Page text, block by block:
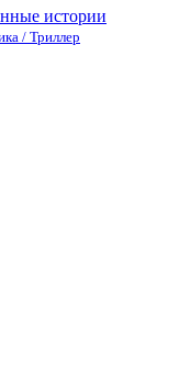
истории
/ Триллер